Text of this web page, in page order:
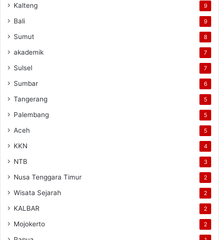
Kalteng 9
Bali 9
Sumut 8
akademik 7
Sulsel 7
Sumbar 6
Tangerang 5
Palembang 5
Aceh 5
KKN 4
NTB 3
Nusa Tenggara Timur 2
Wisata Sejarah 2
KALBAR 2
Mojokerto 2